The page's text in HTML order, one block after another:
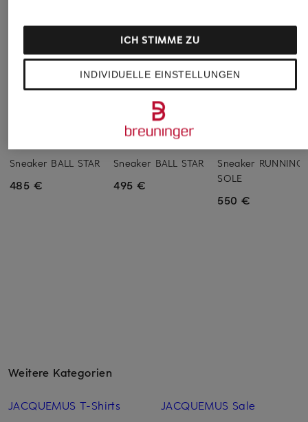
Sneaker BALL STAR
485 €
GOLDEN GOOSE
Sneaker BALL STAR
495 €
Sneaker RUNNING
SOLE
550 €
Weitere Kategorien
JACQUEMUS T-Shirts
JACQUEMUS Sale
INDIVIDUELLE EINSTELLUNGEN
ICH STIMME ZU